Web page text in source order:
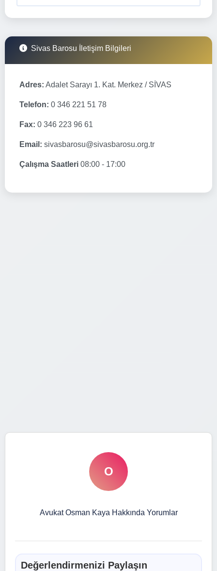
Sivas Barosu İletişim Bilgileri
Adres: Adalet Sarayı 1. Kat. Merkez / SİVAS
Telefon: 0 346 221 51 78
Fax: 0 346 223 96 61
Email: sivasbarosu@sivasbarosu.org.tr
Çalışma Saatleri 08:00 - 17:00
O
Avukat Osman Kaya Hakkında Yorumlar
Değerlendirmenizi Paylaşın